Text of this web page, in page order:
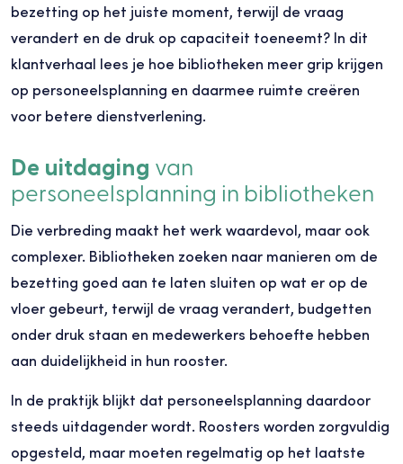
bezetting op het juiste moment, terwijl de vraag
verandert en de druk op capaciteit toeneemt? In dit
klantverhaal lees je hoe bibliotheken meer grip krijgen
op personeelsplanning en daarmee ruimte creëren
voor betere dienstverlening.
De uitdaging van
personeelsplanning in bibliotheken
Die verbreding maakt het werk waardevol, maar ook
complexer. Bibliotheken zoeken naar manieren om de
bezetting goed aan te laten sluiten op wat er op de
vloer gebeurt, terwijl de vraag verandert, budgetten
onder druk staan en medewerkers behoefte hebben
aan duidelijkheid in hun rooster.
In de praktijk blijkt dat personeelsplanning daardoor
steeds uitdagender wordt. Roosters worden zorgvuldig
opgesteld, maar moeten regelmatig op het laatste